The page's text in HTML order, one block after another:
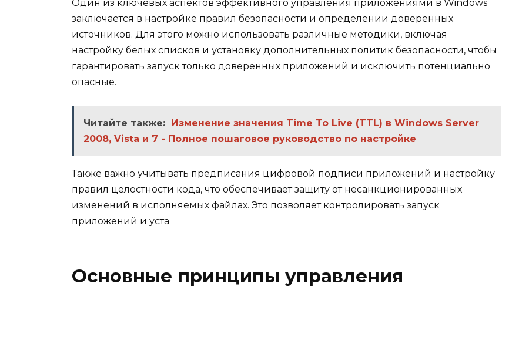
Один из ключевых аспектов эффективного управления приложениями в Windows
заключается в настройке правил безопасности и определении доверенных
источников. Для этого можно использовать различные методики, включая
настройку белых списков и установку дополнительных политик безопасности, чтобы
гарантировать запуск только доверенных приложений и исключить потенциально
опасные.
Читайте также: Изменение значения Time To Live (TTL) в Windows Server
2008, Vista и 7 - Полное пошаговое руководство по настройке
Также важно учитывать предписания цифровой подписи приложений и настройку
правил целостности кода, что обеспечивает защиту от несанкционированных
изменений в исполняемых файлах. Это позволяет контролировать запуск
приложений и уста
Основные принципы управления